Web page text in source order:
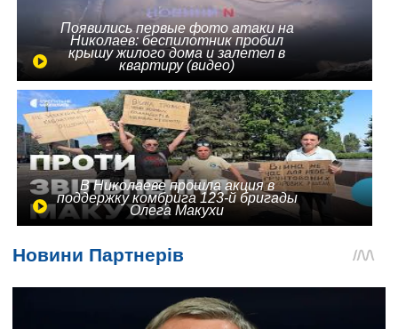
Появились первые фото атаки на
Николаев: беспилотник пробил
крышу жилого дома и залетел в
квартиру (видео)
В Николаеве прошла акция в
поддержку комбрига 123-й бригады
Олега Макухи